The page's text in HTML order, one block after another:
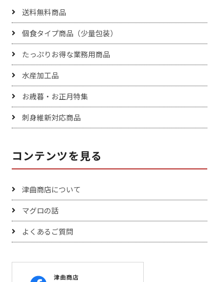
送料無料商品
個食タイプ商品（少量包装）
たっぷりお得な業務用商品
水産加工品
お歳暮・お正月特集
刺身維新対応商品
コンテンツを見る
津曲商店について
マグロの話
よくあるご質問